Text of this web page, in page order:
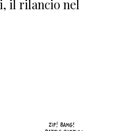
il rilancio nel